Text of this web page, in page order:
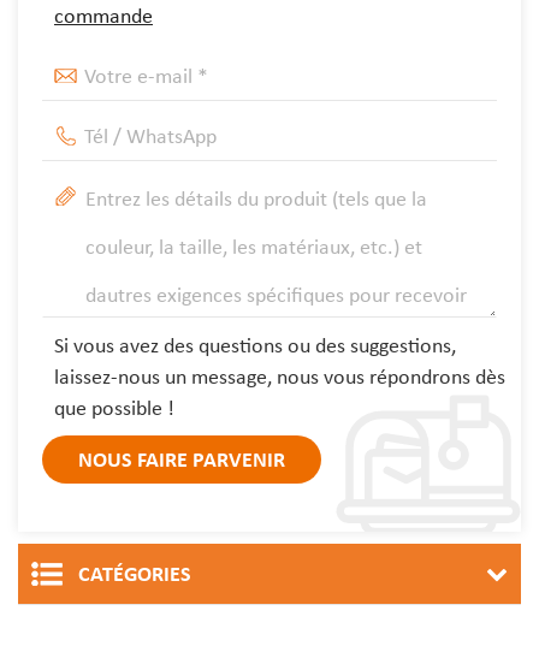
commande
Si vous avez des questions ou des suggestions,
laissez-nous un message, nous vous répondrons dès
que possible !
CATÉGORIES